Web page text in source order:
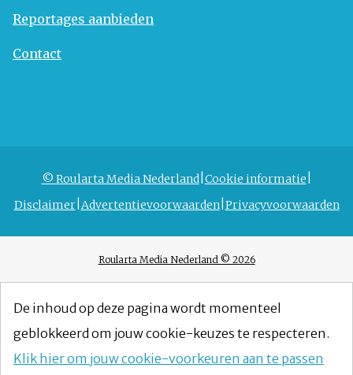
Reportages aanbieden
Contact
© Roularta Media Nederland Cookie informatie
Disclaimer Advertentievoorwaarden Privacyvoorwaarden
Roularta Media Nederland © 2026
De inhoud op deze pagina wordt momenteel
geblokkeerd om jouw cookie-keuzes te respecteren.
Klik hier om jouw cookie-voorkeuren aan te passen